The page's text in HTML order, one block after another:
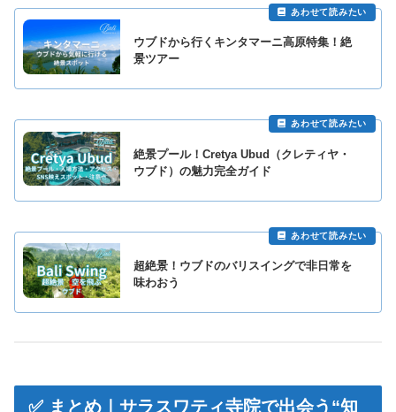
ウブドから行くキンタマーニ高原特集！絶
景ツアー
絶景プール！Cretya Ubud（クレティヤ・
ウブド）の魅力完全ガイド
超絶景！ウブドのバリスイングで非日常を
味わおう
✅ まとめ｜サラスワティ寺院で出会う“知